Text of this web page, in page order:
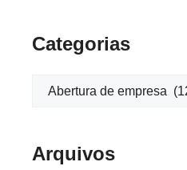
Categorias
Arquivos